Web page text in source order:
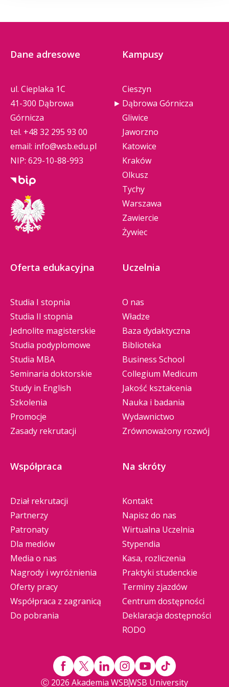
Dane adresowe
ul. Cieplaka 1C
41-300 Dąbrowa
Górnicza
tel. +48 32 295 93 00
email: info@wsb.edu.pl
NIP: 629-10-88-993
Kampusy
Cieszyn
Dąbrowa Górnicza
Gliwice
Jaworzno
Katowice
Kraków
Olkusz
Tychy
Warszawa
Zawiercie
Żywiec
Oferta edukacyjna
Studia I stopnia
Studia II stopnia
Jednolite magisterskie
Studia podyplomowe
Studia MBA
Seminaria doktorskie
Study in English
Szkolenia
Promocje
Zasady rekrutacji
Uczelnia
O nas
Władze
Baza dydaktyczna
Biblioteka
Business School
Collegium Medicum
Jakość kształcenia
Nauka i badania
Wydawnictwo
Zrównoważony rozwój
Współpraca
Dział rekrutacji
Partnerzy
Patronaty
Dla mediów
Media o nas
Nagrody i wyróżnienia
Oferty pracy
Współpraca z zagranicą
Do pobrania
Na skróty
Kontakt
Napisz do nas
Wirtualna Uczelnia
Stypendia
Kasa, rozliczenia
Praktyki studenckie
Terminy zjazdów
Centrum dostępności
Deklaracja dostępności
RODO
Ⓒ 2026 Akademia WSBWSB University